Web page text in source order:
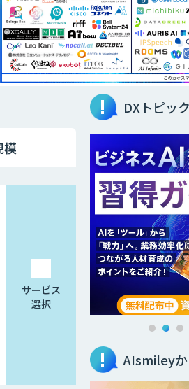
模
サービス
選択
DXトピッ
AIsmiley